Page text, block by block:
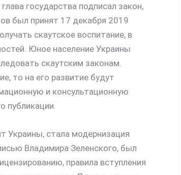
государства подписал закон,
был принят 17 декабря 2019
скаутское воспитание, в
Юное население Украины
скаутским законам.
то на его развитие будут
и консультационную
публикации.
Украины, стала модернизация
Владимира Зеленского, был
правила вступления